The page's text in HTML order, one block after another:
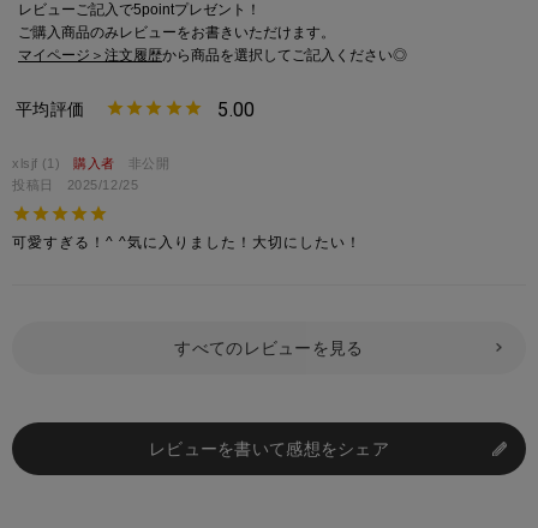
レビューご記入で5pointプレゼント！
ご購入商品のみレビューをお書きいただけます。
マイページ＞注文履歴から商品を選択してご記入ください◎
5.00
xlsjf 1 購入者
非公開
投稿日
2025/12/25
可愛すぎる！^ ^気に入りました！大切にしたい！
すべてのレビューを見る
レビューを書いて感想をシェア